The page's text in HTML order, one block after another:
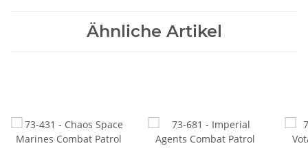
Ähnliche Artikel